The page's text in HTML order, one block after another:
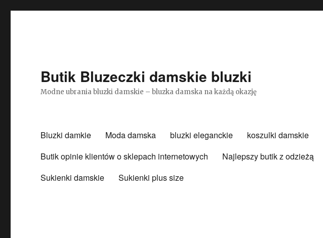
Butik Bluzeczki damskie bluzki
Modne ubrania bluzki damskie – bluzka damska na każdą okazję
Bluzki damkie Moda damska bluzki eleganckie koszulki damskie
Butik opinie klientów o sklepach internetowych
Najlepszy butik z odzieżą
Sukienki damskie
Sukienki plus size